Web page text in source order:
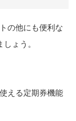
の他にも便利な
ょう。
える定期券機能